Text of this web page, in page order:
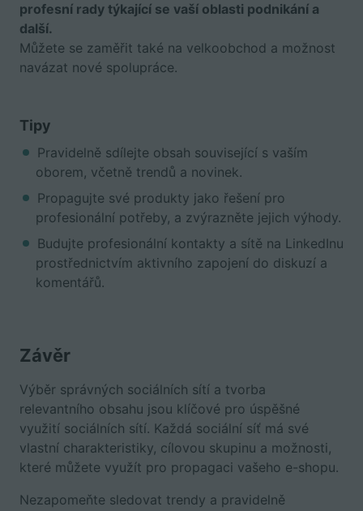
profesní rady týkající se vaší oblasti podnikání a
další.
Můžete se zaměřit také na velkoobchod a možnost
navázat nové spolupráce.
Tipy
Pravidelně sdílejte obsah související s vaším
oborem, včetně trendů a novinek.
Propagujte své produkty jako řešení pro
profesionální potřeby, a zvýrazněte jejich výhody.
Budujte profesionální kontakty a sítě na LinkedInu
prostřednictvím aktivního zapojení do diskuzí a
komentářů.
Závěr
Výběr správných sociálních sítí a tvorba
relevantního obsahu jsou klíčové pro úspěšné
využití sociálních sítí. Každá sociální síť má své
vlastní charakteristiky, cílovou skupinu a možnosti,
které můžete využít pro propagaci vašeho e-shopu.
Nezapomeňte sledovat trendy a pravidelně